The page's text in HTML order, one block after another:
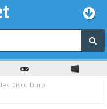
Disco Duro